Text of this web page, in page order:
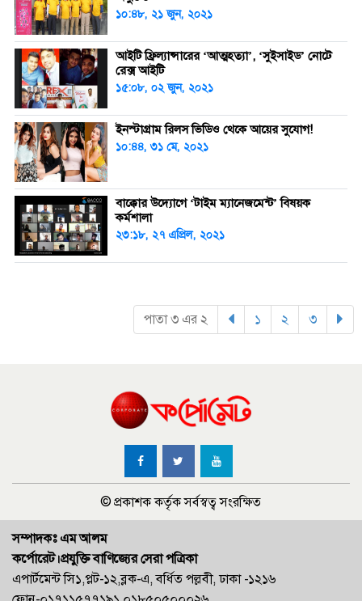
১০:৪৮, ২১ জুন, ২০২১
আইটি ফ্রিল্যান্সারের ‘আত্মহত্যা’, ‘সুইসাইড’ নোটে
রেক্স আইটি
১৫:০৮, ০২ জুন, ২০২১
ইনস্টাগ্রাম রিলস ভিডিও থেকে আয়ের সুযোগ!
১০:৪৪, ৩১ মে, ২০২১
বাক্কোর উদ্যোগে ‘টাইম ম্যানেজমেন্ট’ বিষয়ক
কর্মশালা
২৩:১৮, ২৭ এপ্রিল, ২০২১
পাতা ৩ এর ২ ১ (current)
২ (current)
৩
© প্রকাশক কর্তৃক সর্বস্বত্ব সংরক্ষিত
সম্পাদকঃ এম আলম
কর্পোরেট।প্রযুক্তি বাণিজ্যের সেরা পত্রিকা
এপার্টমেন্ট সি১,প্লট-১২,ব্লক-এ, বর্ধিত পল্লবী, ঢাকা -১২১৬